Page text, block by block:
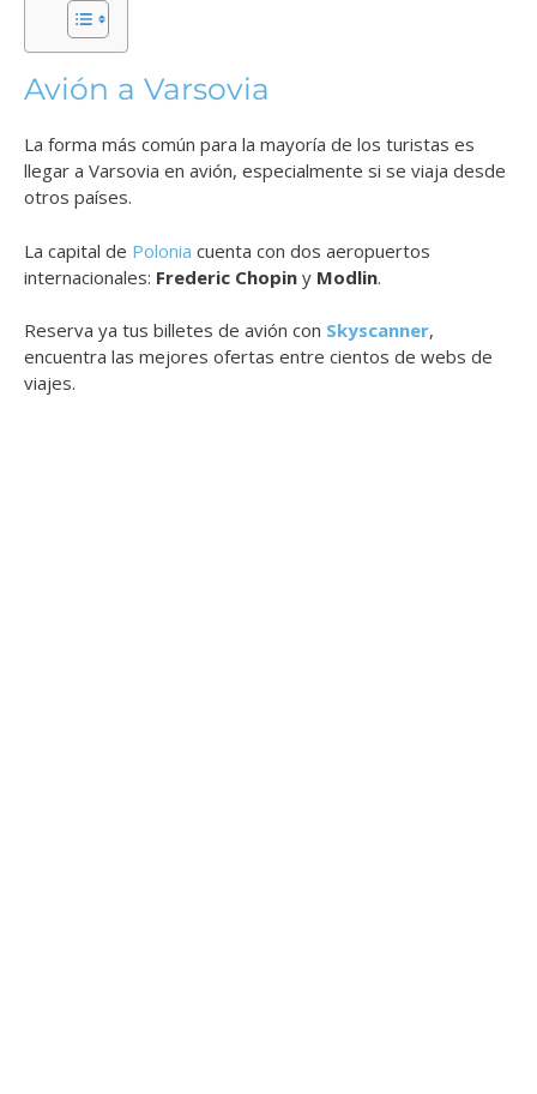
Avión a Varsovia
La forma más común para la mayoría de los turistas es
llegar a Varsovia en avión, especialmente si se viaja desde
otros países.
La capital de Polonia cuenta con dos aeropuertos
internacionales: Frederic Chopin y Modlin.
Reserva ya tus billetes de avión con Skyscanner,
encuentra las mejores ofertas entre cientos de webs de
viajes.